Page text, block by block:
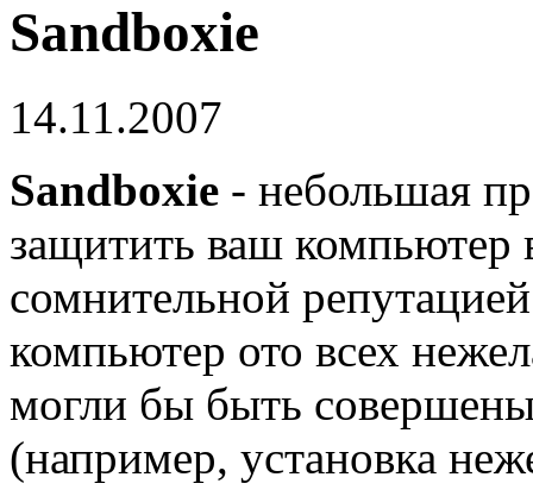
Sandboxie
14.11.2007
Sandboxie - небольшая
защитить ваш компьютер
сомнительной
компьютер ото всех
могли бы быть
(например, установка